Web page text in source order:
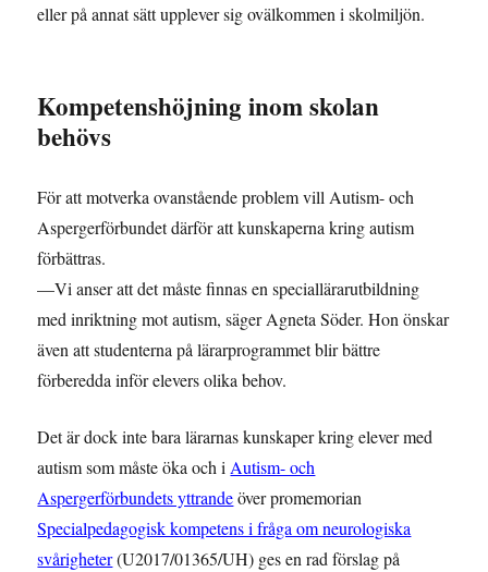
eller på annat sätt upplever sig ovälkommen i skolmiljön.
Kompetenshöjning inom skolan
behövs
För att motverka ovanstående problem vill Autism- och
Aspergerförbundet därför att kunskaperna kring autism
förbättras.
—Vi anser att det måste finnas en speciallärarutbildning
med inriktning mot autism, säger Agneta Söder. Hon önskar
även att studenterna på lärarprogrammet blir bättre
förberedda inför elevers olika behov.
Det är dock inte bara lärarnas kunskaper kring elever med
autism som måste öka och iAutism- och
Aspergerförbundets yttrandeöver promemorian
Specialpedagogisk kompetens i fråga om neurologiska
svårigheter(U2017/01365/UH) ges en rad förslag på